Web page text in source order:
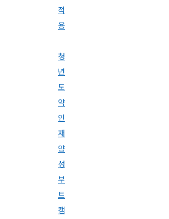
적
용
청
년
도
약
인
재
양
성
부
트
캠